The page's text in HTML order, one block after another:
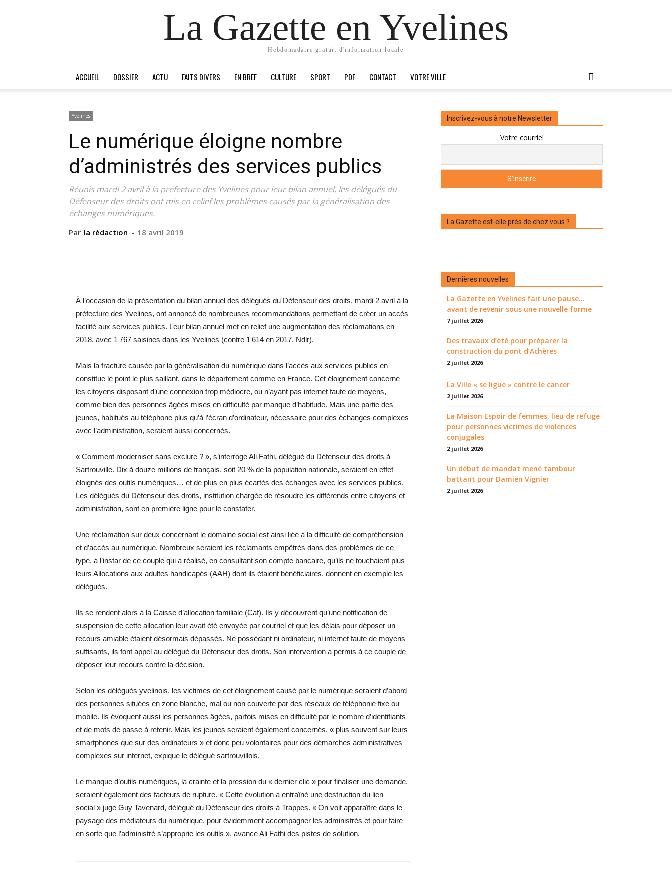
La Gazette en Yvelines
Hebdomadaire gratuit d'information locale
ACCUEIL DOSSIER ACTU FAITS DIVERS EN BREF CULTURE SPORT PDF CONTACT VOTRE VILLE
Yvelines
Le numérique éloigne nombre
d’administrés des services publics
Réunis mardi 2 avril à la préfecture des Yvelines pour leur bilan annuel, les délégués du
Défenseur des droits ont mis en relief les problèmes causés par la généralisation des
échanges numériques.
Par la rédaction - 18 avril 2019
À l’occasion de la présentation du bilan annuel des délégués du Défenseur des droits, mardi 2 avril à la
préfecture des Yvelines, ont annoncé de nombreuses recommandations permettant de créer un accès
facilité aux services publics. Leur bilan annuel met en relief une augmentation des réclamations en
2018, avec 1 767 saisines dans les Yvelines (contre 1 614 en 2017, Ndlr).
Mais la fracture causée par la généralisation du numérique dans l’accès aux services publics en
constitue le point le plus saillant, dans le département comme en France. Cet éloignement concerne
les citoyens disposant d’une connexion trop médiocre, ou n’ayant pas internet faute de moyens,
comme bien des personnes âgées mises en difficulté par manque d’habitude. Mais une partie des
jeunes, habitués au téléphone plus qu’à l’écran d’ordinateur, nécessaire pour des échanges complexes
avec ­l’administration, seraient aussi concernés.
« Comment moderniser sans exclure ? », s’interroge Ali Fathi, délégué du Défenseur des droits à
Sartrouville. Dix à douze millions de français, soit 20 % de la population nationale, seraient en effet
éloignés des outils numériques… et de plus en plus écartés des échanges avec les services publics.
Les délégués du Défenseur des droits, institution chargée de résoudre les différends entre citoyens et
administration, sont en première ligne pour le constater.
Une réclamation sur deux concernant le domaine social est ainsi liée à la difficulté de compréhension
et d’accès au numérique. Nombreux seraient les réclamants empêtrés dans des problèmes de ce
type, à l’instar de ce couple qui a réalisé, en consultant son compte bancaire, qu’ils ne touchaient plus
leurs Allocations aux adultes handicapés (AAH) dont ils étaient bénéficiaires, donnent en exemple les
délégués.
Ils se rendent alors à la Caisse d’allocation familiale (Caf). Ils y découvrent qu’une notification de
suspension de cette allocation leur avait été envoyée par courriel et que les délais pour déposer un
recours amiable étaient désormais dépassés. Ne possèdant ni ordinateur, ni internet faute de moyens
suffisants, ils font appel au délégué du Défenseur des droits. Son intervention a permis à ce couple de
déposer leur recours contre la décision.
Selon les délégués yvelinois, les victimes de cet éloignement causé par le numérique seraient d’abord
des personnes situées en zone blanche, mal ou non couverte par des réseaux de téléphonie fixe ou
mobile. Ils évoquent aussi les personnes âgées, parfois mises en difficulté par le nombre d’identifiants
et de mots de passe à retenir. Mais les jeunes seraient également concernés, « plus souvent sur leurs
smartphones que sur des ordinateurs » et donc peu volontaires pour des démarches administratives
complexes sur internet, expique le délégué sartrouvillois.
Le manque d’outils numériques, la crainte et la pression du « dernier clic » pour finaliser une demande,
seraient également des facteurs de rupture. « Cette évolution a entraîné une destruction du lien
social » juge Guy Tavenard, délégué du Défenseur des droits à Trappes. « On voit apparaître dans le
paysage des médiateurs du numérique, pour évidemment accompagner les administrés et pour faire
en sorte que l’administré s’approprie les outils », avance Ali Fathi des pistes de solution.
Inscrivez-vous à notre Newsletter
Votre courriel
La Gazette est-elle près de chez vous ?
Dernières nouvelles
La Gazette en Yvelines fait une pause...
avant de revenir sous une nouvelle forme
7 juillet 2026
Des travaux d’été pour préparer la
construction du pont d’Achères
2 juillet 2026
La Ville « se ligue » contre le cancer
2 juillet 2026
La Maison Espoir de femmes, lieu de refuge
pour personnes victimes de violences
conjugales
2 juillet 2026
Un début de mandat mené tambour
battant pour Damien Vignier
2 juillet 2026